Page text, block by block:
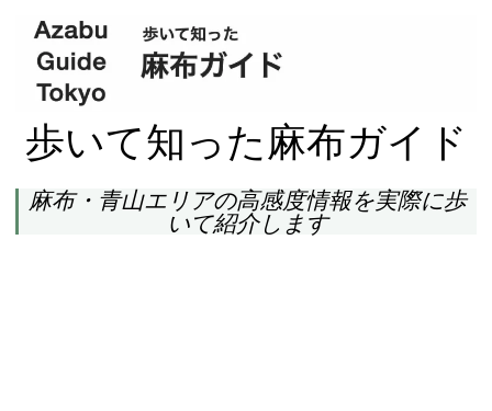
歩いて知った麻布ガイド
麻布・青山エリアの高感度情報を実際に歩
いて紹介します